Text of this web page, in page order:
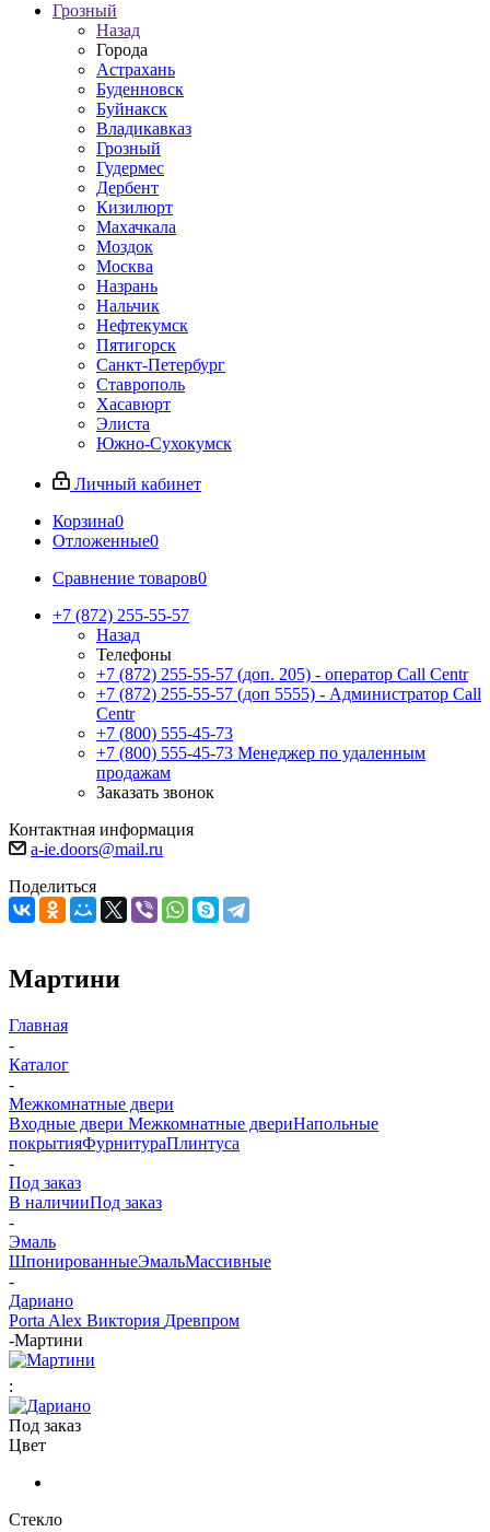
Грозный
Назад
Города
Астрахань
Буденновск
Буйнакск
Владикавказ
Грозный
Гудермес
Дербент
Кизилюрт
Махачкала
Моздок
Москва
Назрань
Нальчик
Нефтекумск
Пятигорск
Санкт-Петербург
Ставрополь
Хасавюрт
Элиста
Южно-Сухокумск
Личный кабинет
Корзина0
Отложенные0
Сравнение товаров0
+7 (872) 255-55-57
Назад
Телефоны
+7 (872) 255-55-57 (доп. 205) - оператор Call Centr
+7 (872) 255-55-57 (доп 5555) - Администратор Call
Centr
+7 (800) 555-45-73
+7 (800) 555-45-73 Менеджер по удаленным
продажам
Заказать звонок
Контактная информация
a-ie.doors@mail.ru
Поделиться
Мартини
Главная
-
Каталог
-
Межкомнатные двери
Входные двери Межкомнатные двериНапольные
покрытияФурнитураПлинтуса
-
Под заказ
В наличииПод заказ
-
Эмаль
ШпонированныеЭмальМассивные
-
Дариано
Porta Alex Виктория Древпром
-Мартини
:
Под заказ
Цвет
Стекло